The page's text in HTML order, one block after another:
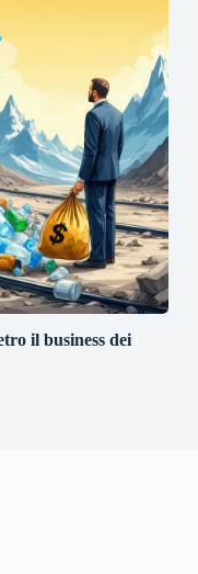
il business dei